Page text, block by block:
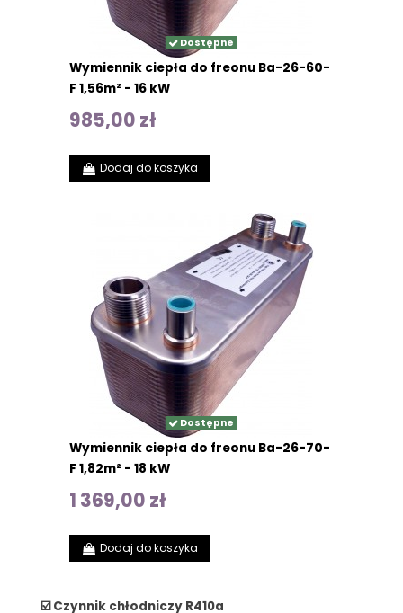
Dostępne
Wymiennik ciepła do freonu Ba-26-60-
F 1,56m² - 16 kW
985,00 zł
Dodaj do koszyka
Dostępne
Wymiennik ciepła do freonu Ba-26-70-
F 1,82m² - 18 kW
1 369,00 zł
Dodaj do koszyka
☑️ Czynnik chłodniczy R410a